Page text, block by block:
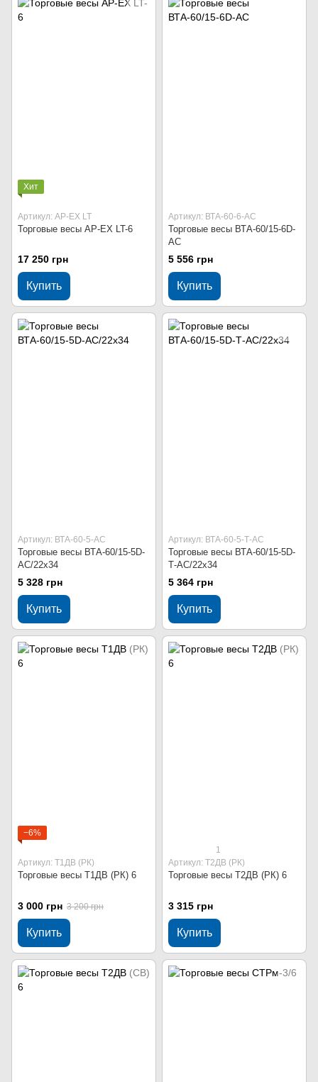
Хит
Артикул: AP-EX LT
Торговые весы AP-EX LT-6
17 250 грн
Купить
Артикул: ВТА-60-6-АС
Торговые весы ВТА-60/15-6D-
АС
5 556 грн
Купить
Артикул: ВТА-60-5-АС
Торговые весы ВТА-60/15-5D-
AС/22х34
5 328 грн
Купить
Артикул: ВТА-60-5-Т-АС
Торговые весы ВТА-60/15-5D-
Т-AC/22х34
5 364 грн
Купить
−6%
Артикул: Т1ДВ (РК)
Торговые весы Т1ДВ (РК) 6
3 000 грн 3 200 грн
Купить
1
Артикул: Т2ДВ (РК)
Торговые весы Т2ДВ (РК) 6
3 315 грн
Купить